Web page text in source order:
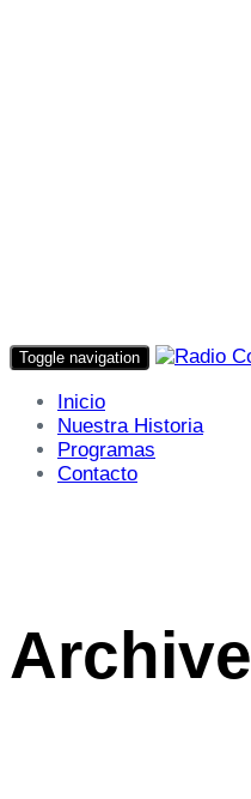
Toggle navigation
Inicio
Nuestra Historia
Programas
Contacto
Archive